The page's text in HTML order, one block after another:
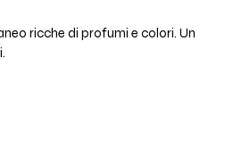
ricche di profumi e colori. Un